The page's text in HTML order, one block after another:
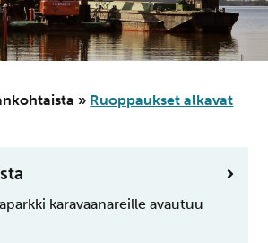
» Ruoppaukset alkavat
karavaanareille avautuu